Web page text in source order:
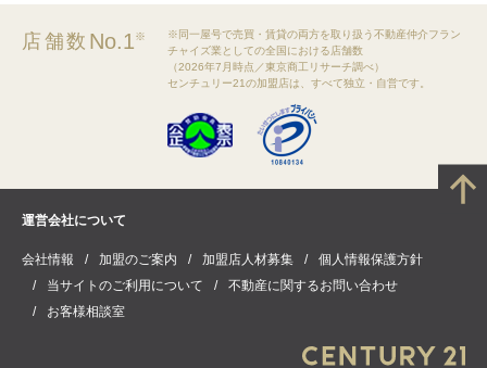
店舗数 No.1※
※同一屋号で売買・賃貸の両方を取り扱う不動産仲介フラン
チャイズ業としての全国における店舗数
（2026年7月時点／東京商工リサーチ調べ）
センチュリー21の加盟店は、すべて独立・自営です。
運営会社について
会社情報 加盟のご案内 加盟店人材募集
個人情報保護方針
当サイトのご利用について
不動産に関するお問い合わせ
お客様相談室